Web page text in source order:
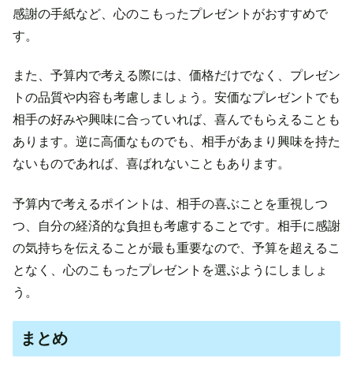
感謝の手紙など、心のこもったプレゼントがおすすめで
す。
また、予算内で考える際には、価格だけでなく、プレゼン
トの品質や内容も考慮しましょう。安価なプレゼントでも
相手の好みや興味に合っていれば、喜んでもらえることも
あります。逆に高価なものでも、相手があまり興味を持た
ないものであれば、喜ばれないこともあります。
予算内で考えるポイントは、相手の喜ぶことを重視しつ
つ、自分の経済的な負担も考慮することです。相手に感謝
の気持ちを伝えることが最も重要なので、予算を超えるこ
となく、心のこもったプレゼントを選ぶようにしましょ
う。
まとめ